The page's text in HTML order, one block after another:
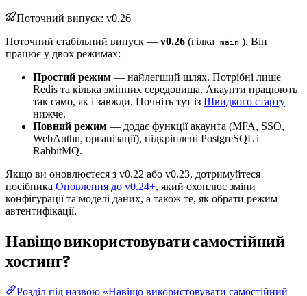
Поточний випуск: v0.26
Поточний стабільний випуск — v0.26 (гілка main ). Він
працює у двох режимах:
Простий режим — найлегший шлях. Потрібні лише
Redis та кілька змінних середовища. Акаунти працюють
так само, як і завжди. Почніть тут із Швидкого старту
нижче.
Повний режим — додає функції акаунта (MFA, SSO,
WebAuthn, організації), підкріплені PostgreSQL і
RabbitMQ.
Якщо ви оновлюєтеся з v0.22 або v0.23, дотримуйтеся
посібника Оновлення до v0.24+, який охоплює зміни
конфігурації та моделі даних, а також те, як обрати режим
автентифікації.
Навіщо використовувати самостійний
хостинг?
Розділ під назвою «Навіщо використовувати самостійний